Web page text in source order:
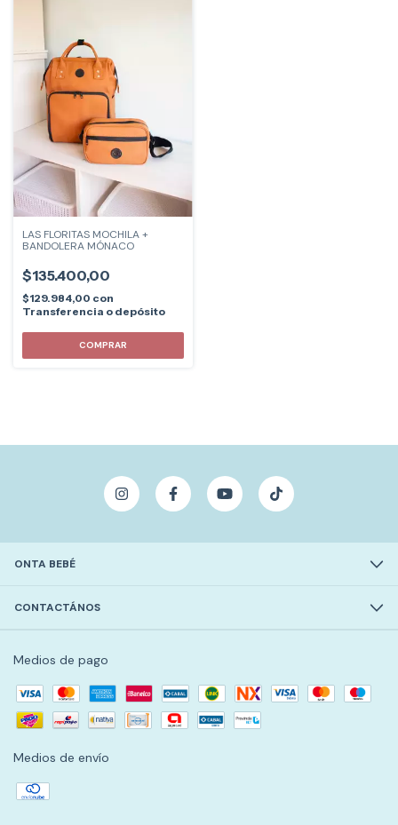
LAS FLORITAS MOCHILA +
BANDOLERA MÓNACO
$135.400,00
$129.984,00 con
Transferencia o depósito
COMPRAR
ONTA BEBÉ
CONTACTÁNOS
Medios de pago
Medios de envío